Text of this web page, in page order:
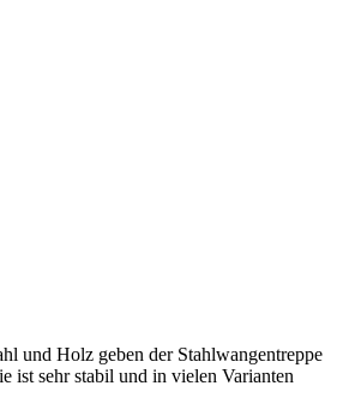
und Holz geben der Stahlwangentreppe
ist sehr stabil und in vielen Varianten